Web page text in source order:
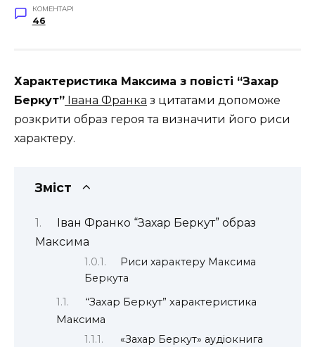
КОМЕНТАРІ
46
Характеристика Максима з повісті “Захар
Беркут” Івана Франка з цитатами допоможе
розкрити образ героя та визначити його риси
характеру.
Зміст
Іван Франко “Захар Беркут” образ
Максима
Риси характеру Максима
Беркута
“Захар Беркут” характеристика
Максима
«Захар Беркут» аудіокнига